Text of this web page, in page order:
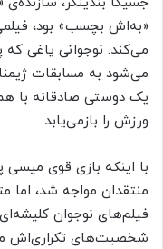
«به‌اش بچسب» بود،
می‌کند. نوجوانی یاغی که
می‌شود به مسابقات
یک دوستی صادقانه
ورزش را بازمی‌یابد.
با اینکه بازی قوی میسی
منتقدان مواجه شد،
فیلم‌های نوجوان
شخصیت‌های تکراری‌اش